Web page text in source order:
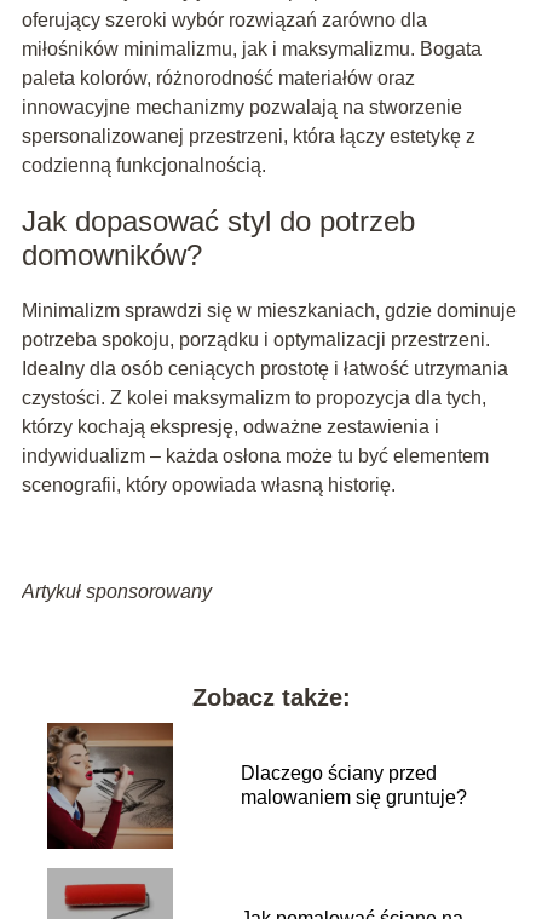
oferujący szeroki wybór rozwiązań zarówno dla
miłośników minimalizmu, jak i maksymalizmu. Bogata
paleta kolorów, różnorodność materiałów oraz
innowacyjne mechanizmy pozwalają na stworzenie
spersonalizowanej przestrzeni, która łączy estetykę z
codzienną funkcjonalnością.
Jak dopasować styl do potrzeb
domowników?
Minimalizm sprawdzi się w mieszkaniach, gdzie dominuje
potrzeba spokoju, porządku i optymalizacji przestrzeni.
Idealny dla osób ceniących prostotę i łatwość utrzymania
czystości. Z kolei maksymalizm to propozycja dla tych,
którzy kochają ekspresję, odważne zestawienia i
indywidualizm – każda osłona może tu być elementem
scenografii, który opowiada własną historię.
Artykuł sponsorowany
Zobacz także:
Dlaczego ściany przed
malowaniem się gruntuje?